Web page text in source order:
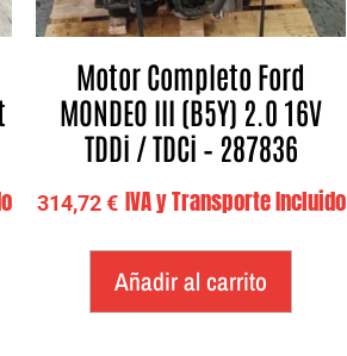
Motor Completo Ford
MONDEO III (B5Y) 2.0 16V
TDDi / TDCi – 287836
314,72€ IVA y Transporte Incluido
Añadir al carrito